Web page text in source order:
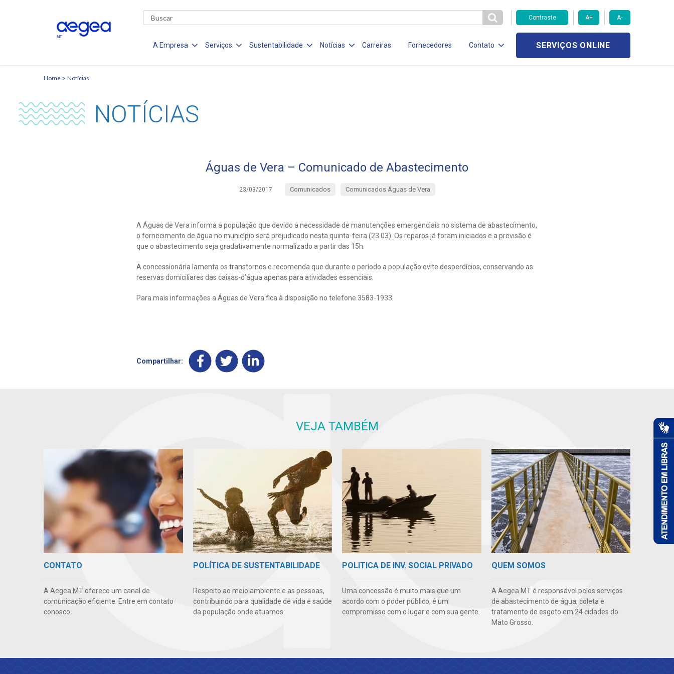
Contraste A+ A-
A Empresa Serviços Sustentabilidade Notícias Carreiras Fornecedores Contato SERVIÇOS ONLINE
Home Notícias
NOTÍCIAS
Águas de Vera – Comunicado de Abastecimento
23/03/2017 Comunicados Comunicados Águas de Vera
A Águas de Vera informa a população que devido a necessidade de manutenções emergenciais no sistema de abastecimento,
o fornecimento de água no município será prejudicado nesta quinta-feira (23.03). Os reparos já foram iniciados e a previsão é
que o abastecimento seja gradativamente normalizado a partir das 15h.
A concessionária lamenta os transtornos e recomenda que durante o período a população evite desperdícios, conservando as
reservas domiciliares das caixas-d’água apenas para atividades essenciais.
Para mais informações a Águas de Vera fica à disposição no telefone 3583-1933.
Compartilhar:
VEJA TAMBÉM
CONTATO
A Aegea MT oferece um canal de
comunicação eficiente. Entre em contato
conosco.
POLÍTICA DE SUSTENTABILIDADE
Respeito ao meio ambiente e as pessoas,
contribuindo para qualidade de vida e saúde
da população onde atuamos.
POLITICA DE INV. SOCIAL PRIVADO
Uma concessão é muito mais que um
acordo com o poder público, é um
compromisso com o lugar e com sua gente.
QUEM SOMOS
A Aegea MT é responsável pelos serviços
de abastecimento de água, coleta e
tratamento de esgoto em 24 cidades do
Mato Grosso.